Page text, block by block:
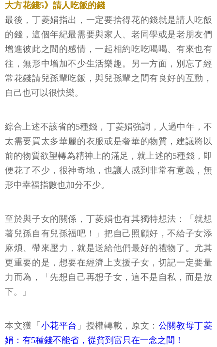
大方花錢5》請人吃飯的錢
最後，丁菱娟指出，一定要捨得花的錢就是請人吃飯
的錢，這個年紀最需要與家人、老同學或是老朋友們
增進彼此之間的感情，一起相約吃吃喝喝、有來也有
往，無形中增加不少生活樂趣。另一方面，別忘了經
常花錢請兒孫輩吃飯，與兒孫輩之間有良好的互動，
自己也可以很快樂。
綜合上述不該省的5種錢，丁菱娟強調，人過中年，不
太需要買太多華麗的衣服或是奢華的物質，建議將以
前的物質欲望轉為精神上的滿足，就上述的5種錢，即
便花了不少，很神奇地，也讓人感到非常有意義，無
形中幸福指數也加分不少。
至於與子女的關係，丁菱娟也有其獨特想法：「就想
著兒孫自有兒孫福吧！」把自己照顧好，不給子女添
麻煩、帶來壓力，就是送給他們最好的禮物了。尤其
更重要的是，想要在經濟上支援子女，切記一定要量
力而為，「先想自己再想子女，這不是自私，而是放
下。」
本文獲「 小花平台 」授權轉載，原文： 公關教母丁菱
娟：有5種錢不能省，從貧到富只在一念之間！